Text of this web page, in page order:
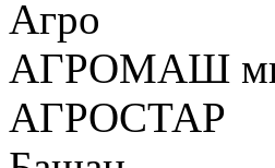
Агро
АГРОМАШ
АГРОСТАР